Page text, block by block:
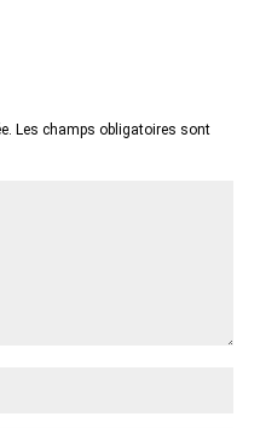
Les champs obligatoires sont